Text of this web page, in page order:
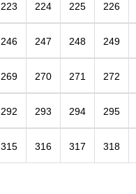
223 224 225 226
246 247 248 249
269 270 271 272
292 293 294 295
315 316 317 318